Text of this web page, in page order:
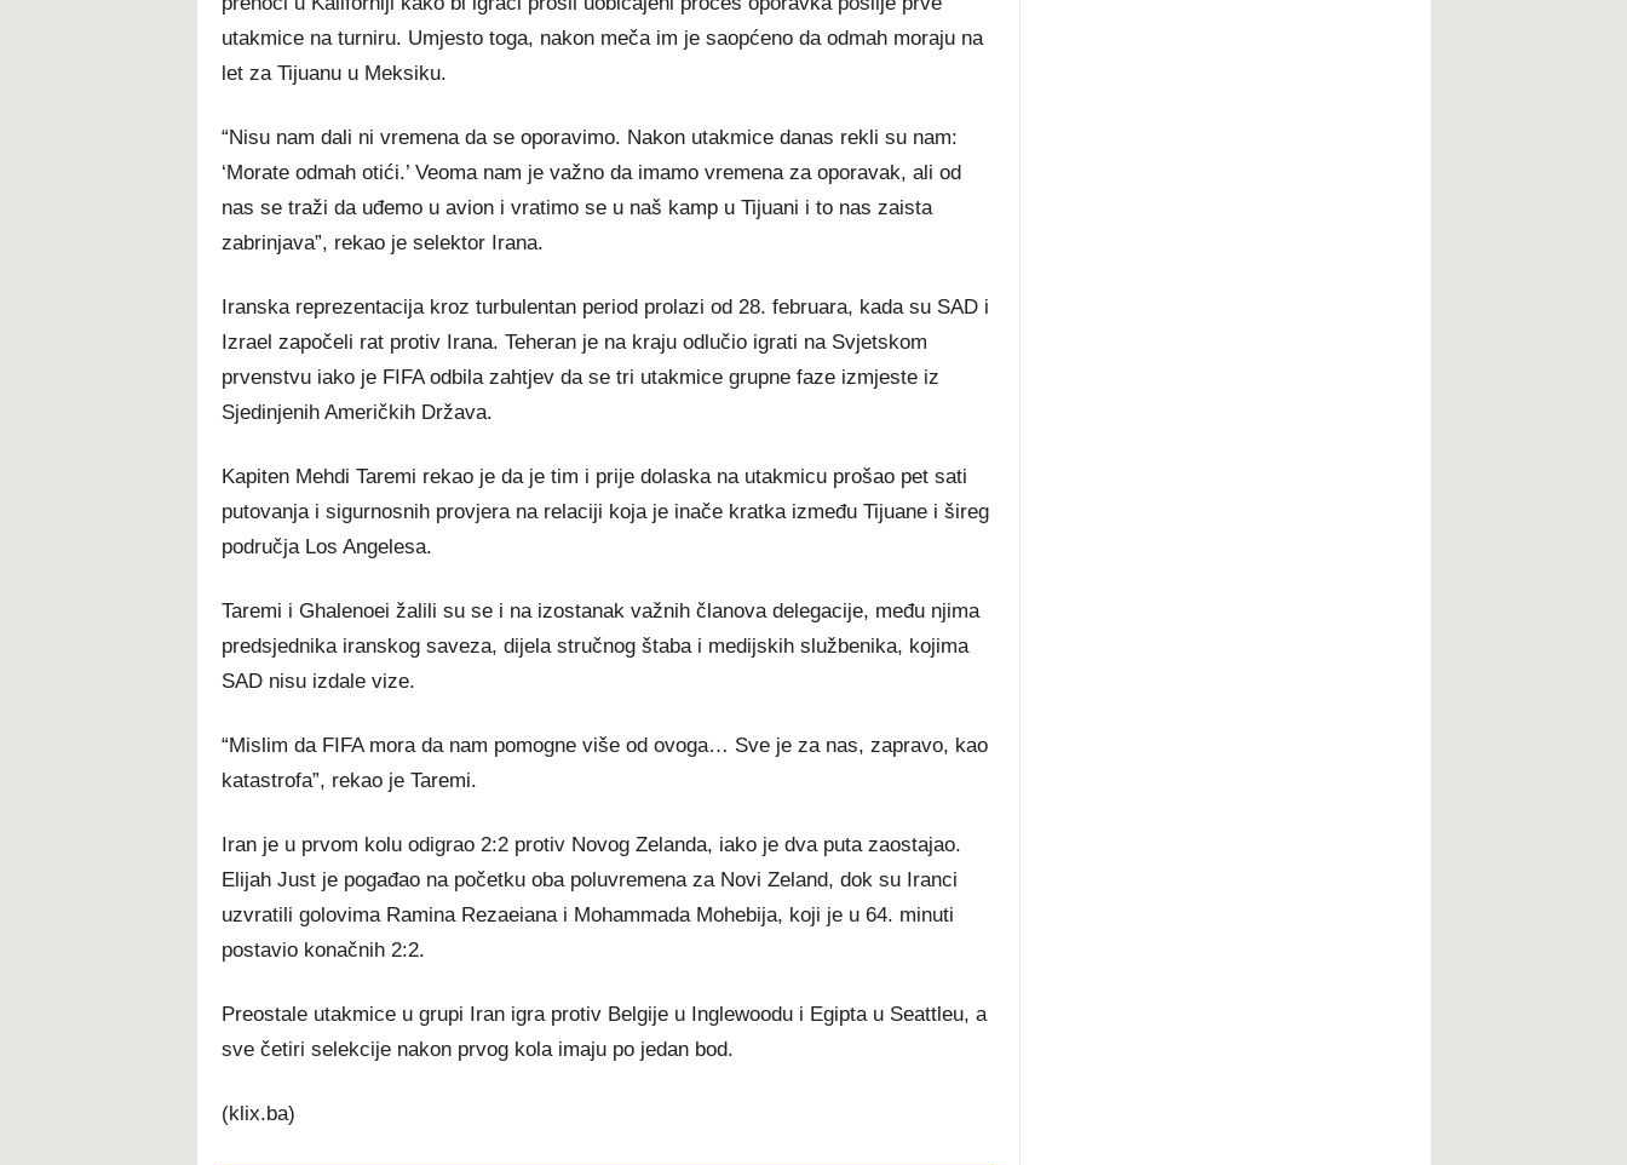
utakmice na turniru. Umjesto toga, nakon meča im je saopćeno da odmah moraju na
let za Tijuanu u Meksiku.
“Nisu nam dali ni vremena da se oporavimo. Nakon utakmice danas rekli su nam:
‘Morate odmah otići.’ Veoma nam je važno da imamo vremena za oporavak, ali od
nas se traži da uđemo u avion i vratimo se u naš kamp u Tijuani i to nas zaista
zabrinjava”, rekao je selektor Irana.
Iranska reprezentacija kroz turbulentan period prolazi od 28. februara, kada su SAD i
Izrael započeli rat protiv Irana. Teheran je na kraju odlučio igrati na Svjetskom
prvenstvu iako je FIFA odbila zahtjev da se tri utakmice grupne faze izmjeste iz
Sjedinjenih Američkih Država.
Kapiten Mehdi Taremi rekao je da je tim i prije dolaska na utakmicu prošao pet sati
putovanja i sigurnosnih provjera na relaciji koja je inače kratka između Tijuane i šireg
područja Los Angelesa.
Taremi i Ghalenoei žalili su se i na izostanak važnih članova delegacije, među njima
predsjednika iranskog saveza, dijela stručnog štaba i medijskih službenika, kojima
SAD nisu izdale vize.
“Mislim da FIFA mora da nam pomogne više od ovoga… Sve je za nas, zapravo, kao
katastrofa”, rekao je Taremi.
Iran je u prvom kolu odigrao 2:2 protiv Novog Zelanda, iako je dva puta zaostajao.
Elijah Just je pogađao na početku oba poluvremena za Novi Zeland, dok su Iranci
uzvratili golovima Ramina Rezaeiana i Mohammada Mohebija, koji je u 64. minuti
postavio konačnih 2:2.
Preostale utakmice u grupi Iran igra protiv Belgije u Inglewoodu i Egipta u Seattleu, a
sve četiri selekcije nakon prvog kola imaju po jedan bod.
(klix.ba)